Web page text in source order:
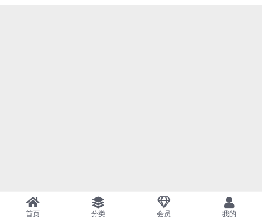
首页 分类 会员 我的